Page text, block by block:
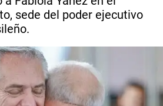
sede del poder ejecutivo